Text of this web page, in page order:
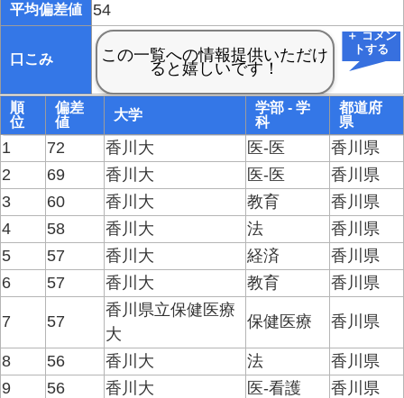
平均偏差値 54
口こみ
＋ コメン
トする
順
位
偏差
値
大学
学部 - 学
科
都道府
県
1 72 香川大 医-医
香川県
2
69 香川大 医-医
香川県
3
60 香川大 教育
香川県
4
58 香川大 法
香川県
5
57 香川大 経済
香川県
6
57 香川大 教育 香川県
7 57
香川県立保健医療
大
保健医療 香川県
8 56 香川大 法
香川県
9
56 香川大 医-看護
香川県